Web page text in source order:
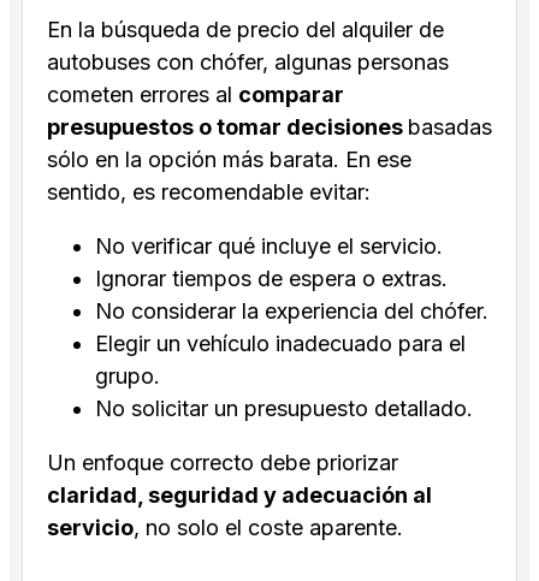
En la búsqueda de precio del alquiler de
autobuses con chófer, algunas personas
cometen errores al comparar
presupuestos o tomar decisiones basadas
sólo en la opción más barata. En ese
sentido, es recomendable evitar:
No verificar qué incluye el servicio.
Ignorar tiempos de espera o extras.
No considerar la experiencia del chófer.
Elegir un vehículo inadecuado para el
grupo.
No solicitar un presupuesto detallado.
Un enfoque correcto debe priorizar
claridad, seguridad y adecuación al
servicio, no solo el coste aparente.